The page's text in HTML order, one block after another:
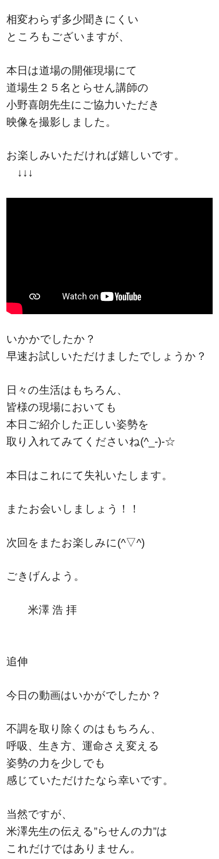
相変わらず多少聞きにくい
ところもございますが、
本日は道場の開催現場にて
道場生２５名とらせん講師の
小野喜朗先生にご協力いただき
映像を撮影しました。
お楽しみいただければ嬉しいです。
↓↓↓
いかかでしたか？
早速お試しいただけましたでしょうか？
日々の生活はもちろん、
皆様の現場においても
本日ご紹介した正しい姿勢を
取り入れてみてくださいね(^_-)-☆
本日はこれにて失礼いたします。
またお会いしましょう！！
次回をまたお楽しみに(^▽^)
ごきげんよう。
米澤 浩 拝
追伸
今日の動画はいかがでしたか？
不調を取り除くのはもちろん、
呼吸、生き方、運命さえ変える
姿勢の力を少しでも
感じていただけたなら幸いです。
当然ですが、
米澤先生の伝える”らせんの力”は
これだけではありません。